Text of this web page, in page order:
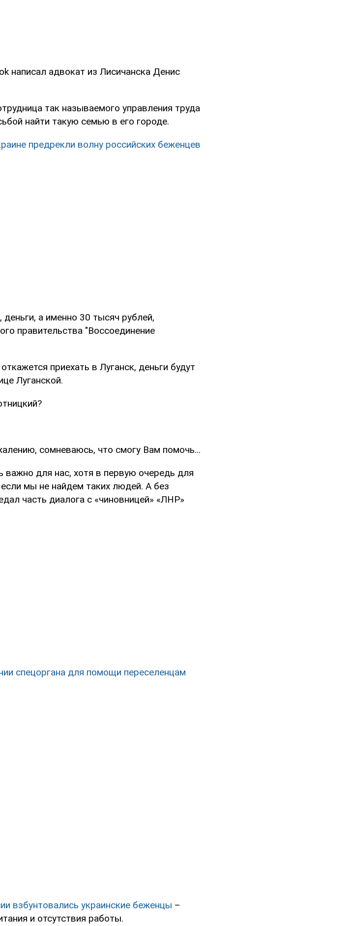
написал адвокат из Лисичанска Денис
так называемого управления труда
найти такую семью в его городе.
предрекли волну российских беженцев
а именно 30 тысяч рублей,
правительства "Воссоединение
приехать в Луганск, деньги будут
Луганской.
сомневаюсь, что смогу Вам помочь...
важно для нас, хотя в первую очередь для
мы не найдем таких людей. А без
часть диалога с «чиновницей» «ЛНР»
спецоргана для помощи переселенцам
взбунтовались украинские беженцы –
и отсутствия работы.